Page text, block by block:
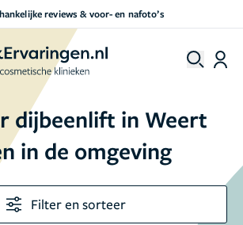
reviews & voor- en nafoto’s
dijbeenlift in Weert
in de omgeving
Filter en sorteer